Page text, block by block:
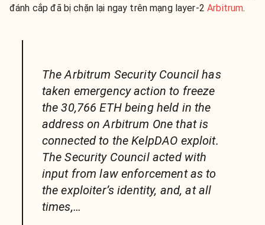
đánh cắp đã bị chặn lại ngay trên mạng layer-2Arbitrum.
The Arbitrum Security Council has
taken emergency action to freeze
the 30,766 ETH being held in the
address on Arbitrum One that is
connected to the KelpDAO exploit.
The Security Council acted with
input from law enforcement as to
the exploiter’s identity, and, at all
times,…